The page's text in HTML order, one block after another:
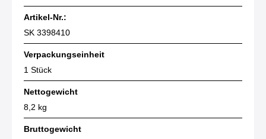
Artikel-Nr.:
SK 3398410
Verpackungseinheit
1 Stück
Nettogewicht
8,2 kg
Bruttogewicht